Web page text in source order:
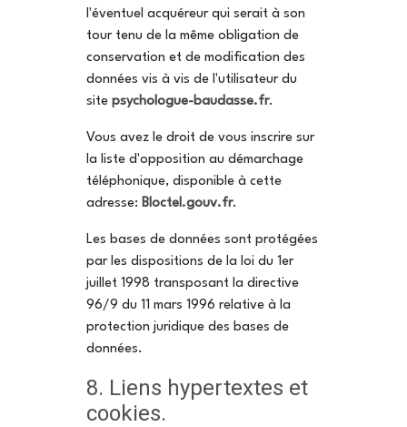
l'éventuel acquéreur qui serait à son
tour tenu de la même obligation de
conservation et de modification des
données vis à vis de l'utilisateur du
site psychologue-baudasse.fr.
Vous avez le droit de vous inscrire sur
la liste d'opposition au démarchage
téléphonique, disponible à cette
adresse: Bloctel.gouv.fr.
Les bases de données sont protégées
par les dispositions de la loi du 1er
juillet 1998 transposant la directive
96/9 du 11 mars 1996 relative à la
protection juridique des bases de
données.
8. Liens hypertextes et
cookies.